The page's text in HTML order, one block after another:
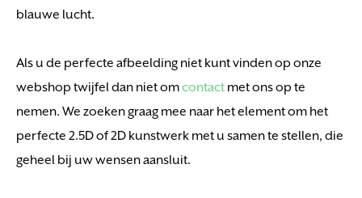
blauwe lucht.
Als u de perfecte afbeelding niet kunt vinden op onze
webshop twijfel dan niet omcontact met ons op te
nemen. We zoeken graag mee naar het element om het
perfecte 2.5D of 2D kunstwerk met u samen te stellen, die
geheel bij uw wensen aansluit.